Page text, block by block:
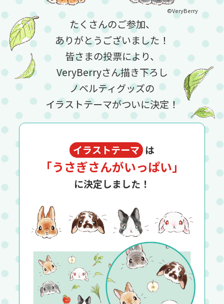
©VeryBerry
たくさんのご参加、
ありがとうございました！
皆さまの投票により、
VeryBerryさん描き下ろし
ノベルティグッズの
イラストテーマがついに決定！
イラストテーマ は
「うさぎさんがいっぱい」
に決定しました！